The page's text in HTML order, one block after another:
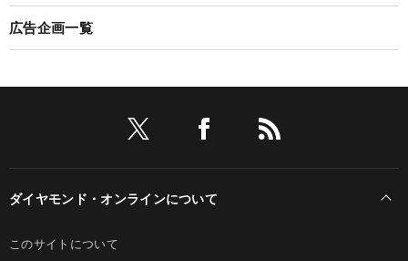
広告企画一覧
ダイヤモンド・オンラインについて
このサイトについて